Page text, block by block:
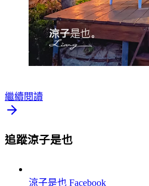
繼續閱讀
追蹤涼子是也
涼子是也 Facebook